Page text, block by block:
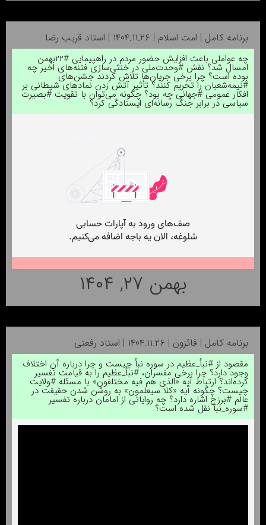
برنامه کامل | امت اسلام | ۱۴۰۴.۱۱.۲۶ | استاد قریب رضا
چه عواملی باعث افزایش حضور مردم در راهپیمایی #۲۲بهمن
امسال شد؟ نقش #وحدت‌ملی در خنثی‌سازی فتنه‌های اخیر چه
بوده است؟ چرا برخی جریان‌ها تلاش کردند جشن‌های
#نیمه‌شعبان را تحریم کنند؟ تأثیر آتش زدن نمادهای شیطانی بر
افکار عمومی #جهانی چه بود؟ چگونه می‌توان با تقویت #بصیرت
سیاسی در برابر جنگ رسانه‌ای ایستادگی کرد؟
بهمن ۲۷, ۱۴۰۴
برنامه کامل | فائزون | ۱۴۰۴.۱۱.۲۶ | استاد رفعتی
مقصود از #نبأ_عظیم در سوره نبأ چیست و چرا درباره آن اختلاف
وجود دارد؟ چرا برخی مفسران، #نبأ_عظیم را به قیامت تفسیر
کرده‌اند؟ ارتباط آیه «الذی هم فیه مختلفون» با مسئله #ولایت
چیست؟ چگونه آیه «کلا سیعلمون» به روشن شدن حقیقت در
عالم #برزخ اشاره دارد؟ چه روایاتی از امامان درباره تفسیر
#سوره_نبأ نقل شده است؟